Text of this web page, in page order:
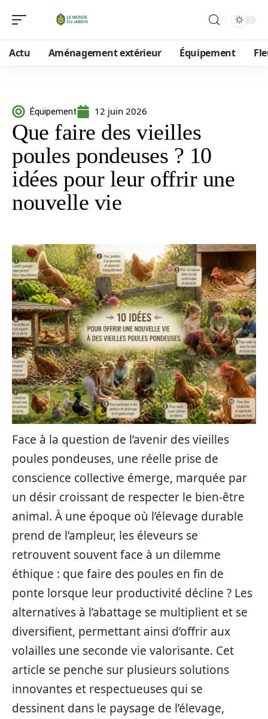
Actu Aménagement extérieur Équipement
Équipement 12 juin 2026
Que faire des vieilles
poules pondeuses ? 10
idées pour leur offrir une
nouvelle vie
Face à la question de l’avenir des vieilles
poules pondeuses, une réelle prise de
conscience collective émerge, marquée par
un désir croissant de respecter le bien-être
animal. À une époque où l’élevage durable
prend de l’ampleur, les éleveurs se
retrouvent souvent face à un dilemme
éthique : que faire des poules en fin de
ponte lorsque leur productivité décline ? Les
alternatives à l’abattage se multiplient et se
diversifient, permettant ainsi d’offrir aux
volailles une seconde vie valorisante. Cet
article se penche sur plusieurs solutions
innovantes et respectueuses qui se
dessinent dans le paysage de l’élevage,